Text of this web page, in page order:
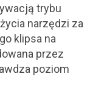
trybu
narzędzi za
klipsa na
przez
poziom